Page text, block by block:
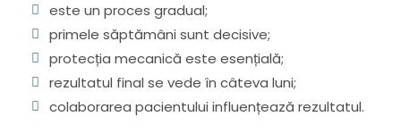
este un proces gradual;
primele săptămâni sunt decisive;
protecția mecanică este esențială;
rezultatul final se vede în câteva luni;
colaborarea pacientului influențează rezultatul.